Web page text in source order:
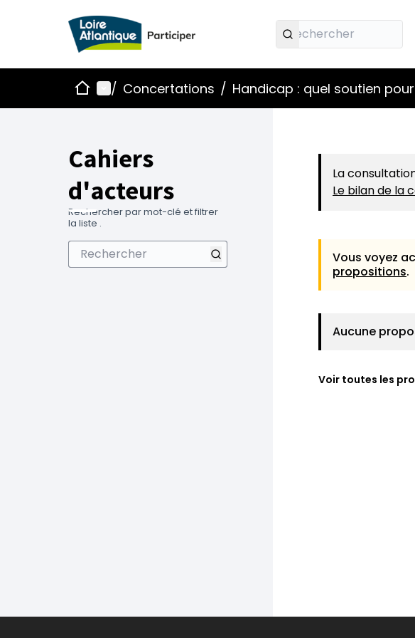
AccueilMenu principal
/ Concertations / Handicap : quel soutien
Cahiers
d'acteurs
Rechercher par mot-clé et filtrer
la liste .
La
Le bilan de la
Vous voyez
propositions.
Aucune
Voir toutes les